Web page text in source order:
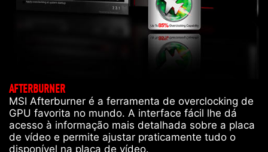
AFTERBURNER
MSI Afterburner é a ferramenta de overclocking de
GPU favorita no mundo. A interface fácil lhe dá
acesso à informação mais detalhada sobre a placa
de vídeo e permite ajustar praticamente tudo o
disponível na placa de vídeo.